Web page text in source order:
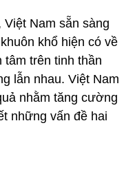
Nam sẵn sàng
khổ hiện có về
tâm trên tinh thần
lẫn nhau. Việt Nam
nhằm tăng cường
những vấn đề hai